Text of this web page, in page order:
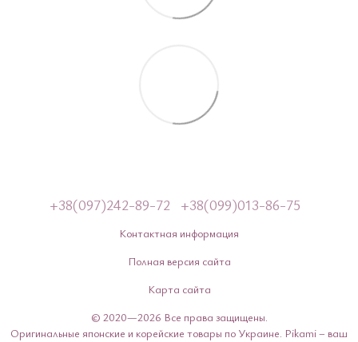
+38(097)242-89-72 +38(099)013-86-75
Контактная информация
Полная версия сайта
Карта сайта
© 2020—2026 Все права защищены.
Оригинальные японские и корейские товары по Украине. Pikami – ваш